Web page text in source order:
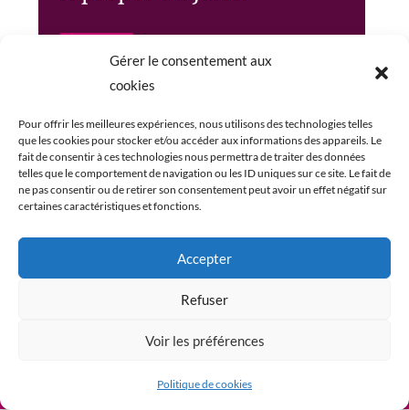
Gérer le consentement aux
cookies
Pour offrir les meilleures expériences, nous utilisons des technologies telles
que les cookies pour stocker et/ou accéder aux informations des appareils. Le
fait de consentir à ces technologies nous permettra de traiter des données
telles que le comportement de navigation ou les ID uniques sur ce site. Le fait de
ne pas consentir ou de retirer son consentement peut avoir un effet négatif sur
certaines caractéristiques et fonctions.
Accepter
Refuser
Voir les préférences
Politique de cookies
est laseule résidence au Québec à
santé mentale et des problématiques liées à la
justice.Découvreznos services résidentielset
apprenez-en plus sur
l’insécurité alimentaire et
nos actions pour y remédier.
© 2026 Le Mûrier. Tous droits réservés.